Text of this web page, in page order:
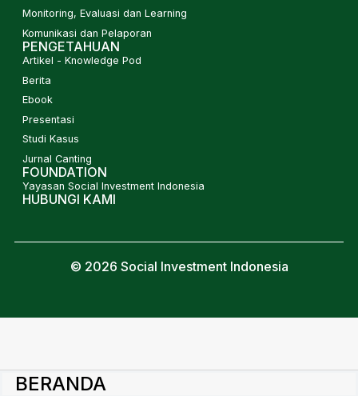
Monitoring, Evaluasi dan Learning
Komunikasi dan Pelaporan
PENGETAHUAN
Artikel - Knowledge Pod
Berita
Ebook
Presentasi
Studi Kasus
Jurnal Canting
FOUNDATION
Yayasan Social Investment Indonesia
HUBUNGI KAMI
© 2026 Social Investment Indonesia
BERANDA